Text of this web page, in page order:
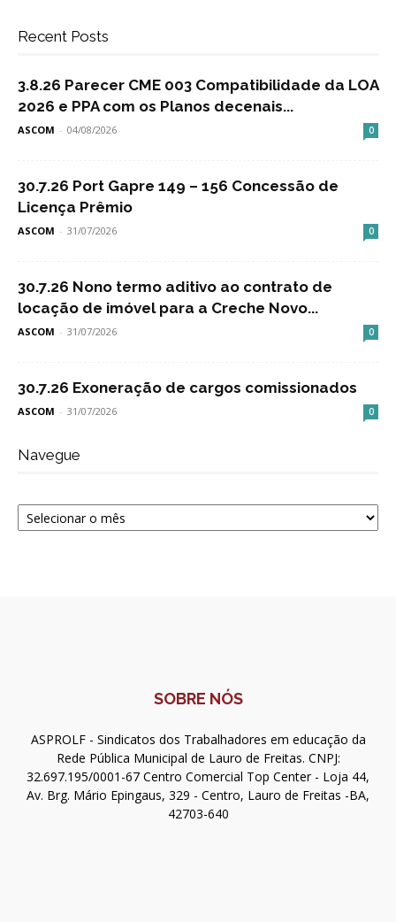
Recent Posts
3.8.26 Parecer CME 003 Compatibilidade da LOA
2026 e PPA com os Planos decenais...
ASCOM - 04/08/2026 0
30.7.26 Port Gapre 149 – 156 Concessão de
Licença Prêmio
ASCOM - 31/07/2026 0
30.7.26 Nono termo aditivo ao contrato de
locação de imóvel para a Creche Novo...
ASCOM - 31/07/2026 0
30.7.26 Exoneração de cargos comissionados
ASCOM - 31/07/2026 0
Navegue
Navegue
SOBRE NÓS
ASPROLF - Sindicatos dos Trabalhadores em educação da
Rede Pública Municipal de Lauro de Freitas. CNPJ:
32.697.195/0001-67 Centro Comercial Top Center - Loja 44,
Av. Brg. Mário Epingaus, 329 - Centro, Lauro de Freitas -BA,
42703-640